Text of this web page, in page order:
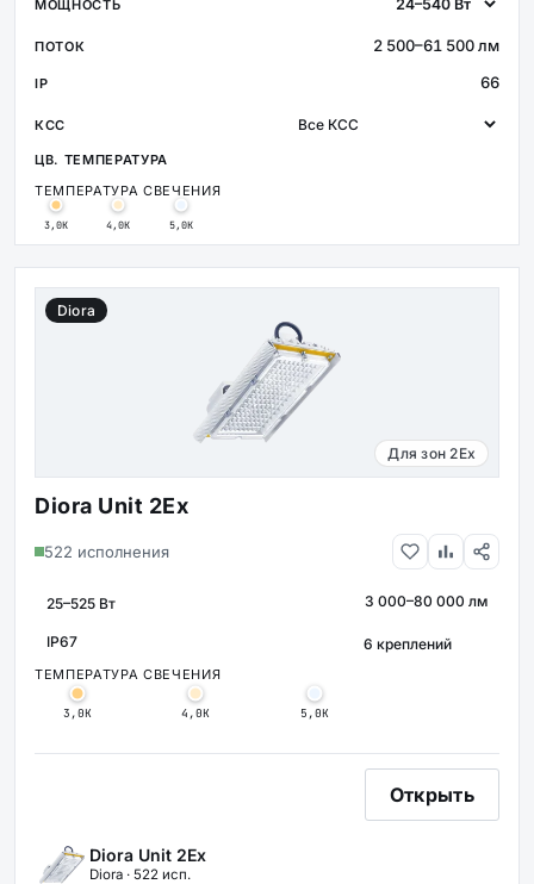
2 500–61 500 лм
66
ТЕМПЕРАТУРА СВЕЧЕНИЯ
3,0К 4,0К 5,0К
Diora
Для зон 2Ex
Diora Unit 2Ex
522 исполнения
МОЩНОСТЬ СВЕТОВОЙ ПОТОК
3 000–80 000 лм
ЗАЩИТА
IP67 КРЕПЛЕНИЕ
ТЕМПЕРАТУРА СВЕЧЕНИЯ
3,0К 4,0К 5,0К
Открыть
Diora Unit 2Ex
Diora · 522 исп.